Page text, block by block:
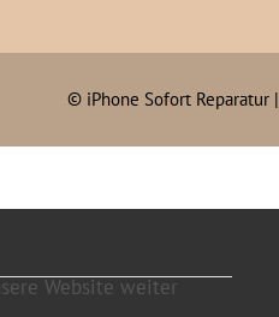
© iPhone Sofort Reparatur |
Website weiter